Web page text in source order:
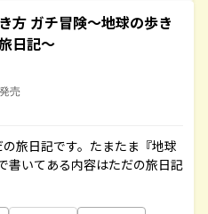
方 ガチ冒険～地球の歩き
日記～
売
旅日記です。たまたま『地球
書いてある内容はただの旅日記